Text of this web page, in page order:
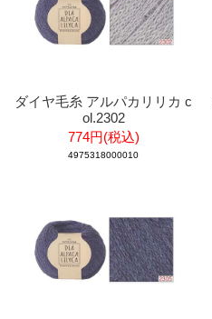
ダイヤ毛糸 アルパカリリカ c
ol.2302
774円(税込)
4975318000010